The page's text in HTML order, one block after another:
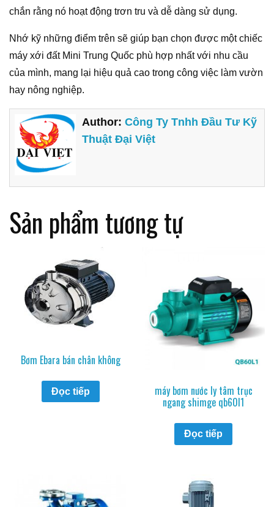
chắn rằng nó hoạt động trơn tru và dễ dàng sử dụng.
Nhớ kỹ những điểm trên sẽ giúp bạn chọn được một chiếc
máy xới đất Mini Trung Quốc phù hợp nhất với nhu cầu
của mình, mang lại hiệu quả cao trong công việc làm vườn
hay nông nghiệp.
Author:Công Ty Tnhh Đầu Tư Kỹ
Thuật Đại Việt
Sản phẩm tương tự
Bơm Ebara bán chân không
Đọc tiếp máy bơm nước ly tâm trục
ngang shimge qb60l1
Đọc tiếp